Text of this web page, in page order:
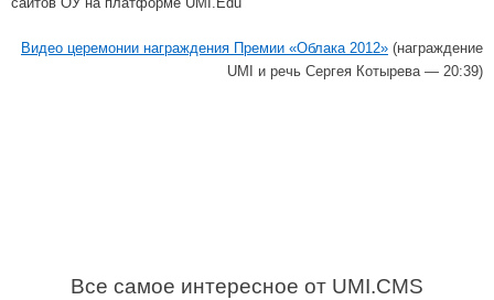
Видео церемонии награждения Премии «Облака 2012» (награждение
UMI и речь Сергея Котырева — 20:39)
Все самое интересное от UMI.CMS